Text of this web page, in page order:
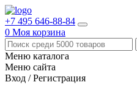
+7 495 646-88-84
0 Моя корзина
Меню каталога
Меню сайта
Вход / Регистрация